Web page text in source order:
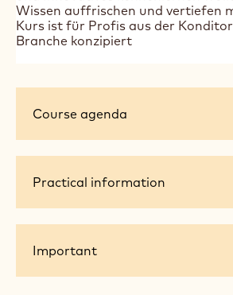
Wissen auffrischen und vertiefen
Kurs ist für Profis aus der
Branche konzipiert
Course
Course agenda
Practical
Practical information
Important
Important